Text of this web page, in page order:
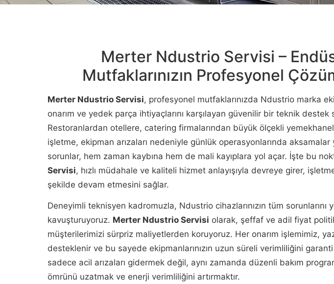
Merter Ndustrio Servisi –
Mutfaklarınızın Profesyonel
Merter Ndustrio Servisi, profesyonel mutfaklarınızda Ndustrio marka
onarım ve yedek parça ihtiyaçlarını karşılayan güvenilir bir teknik destek
Restoranlardan otellere, catering firmalarından büyük ölçekli
işletme, ekipman arızaları nedeniyle günlük operasyonlarında
sorunlar, hem zaman kaybına hem de mali kayıplara yol açar. İşte bu
Servisi, hızlı müdahale ve kaliteli hizmet anlayışıyla devreye girer,
şekilde devam etmesini sağlar.
Deneyimli teknisyen kadromuzla, Ndustrio cihazlarınızın tüm sorunlarını
kavuşturuyoruz. Merter Ndustrio Servisi olarak, şeffaf ve adil fiyat
müşterilerimizi sürpriz maliyetlerden koruyoruz. Her onarım işlemimiz,
desteklenir ve bu sayede ekipmanlarınızın uzun süreli verimliliğini garanti
sadece acil arızaları gidermek değil, aynı zamanda düzenli bakım
ömrünü uzatmak ve enerji verimliliğini artırmaktır.